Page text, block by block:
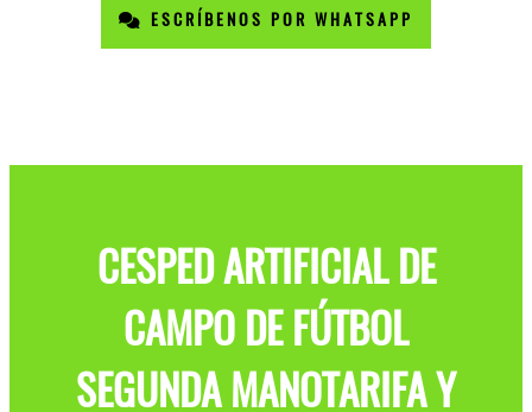
ESCRÍBENOS POR WHATSAPP
CESPED ARTIFICIAL DE
CAMPO DE FÚTBOL
SEGUNDA MANOTARIFA Y